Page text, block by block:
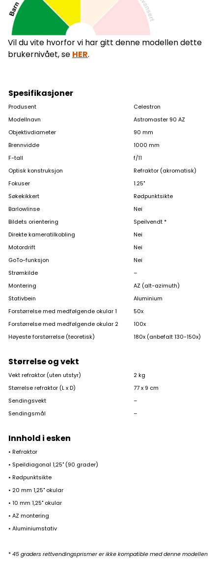
Vil du vite hvorfor vi har gitt denne modellen dette
brukernivået, se HER.
Spesifikasjoner
Produsent
Celestron
Modellnavn
Astromaster 90 AZ
Objektivdiameter
90 mm
Brennvidde
1000 mm
F-tall
f/11
Optisk konstruksjon
Refraktor (akromatisk)
Fokuser
1.25"
Søkekikkert
Rødpunktsikte
Barlowlinse
Nei
Bildets orientering
Speilvendt *
Direkte kameratilkobling
Nei
Motordrift
Nei
GoTo-funksjon
Nei
Strømkilde
–
Montering
AZ (alt-azimuth)
Stativbein
Aluminium
Forstørrelse med medfølgende okular 1
50x
Forstørrelse med medfølgende okular 2
100x
Høyeste forstørrelse (teoretisk)
180x (anbefalt 130-150x)
Størrelse og vekt
Vekt refraktor (uten utstyr)
2 kg
Størrelse refraktor (L x D)
77 x 9 cm
Sendingsvekt
–
Sendingsmål
–
Innhold i esken
• Refraktor
• Speildiagonal 1,25" (90 grader)
• Rødpunktsikte
• 20 mm 1,25" okular
• 10 mm 1,25" okular
• AZ montering
• Aluminiumstativ
*45 graders rettvendingsprismer er ikke kompatible med denne modellen